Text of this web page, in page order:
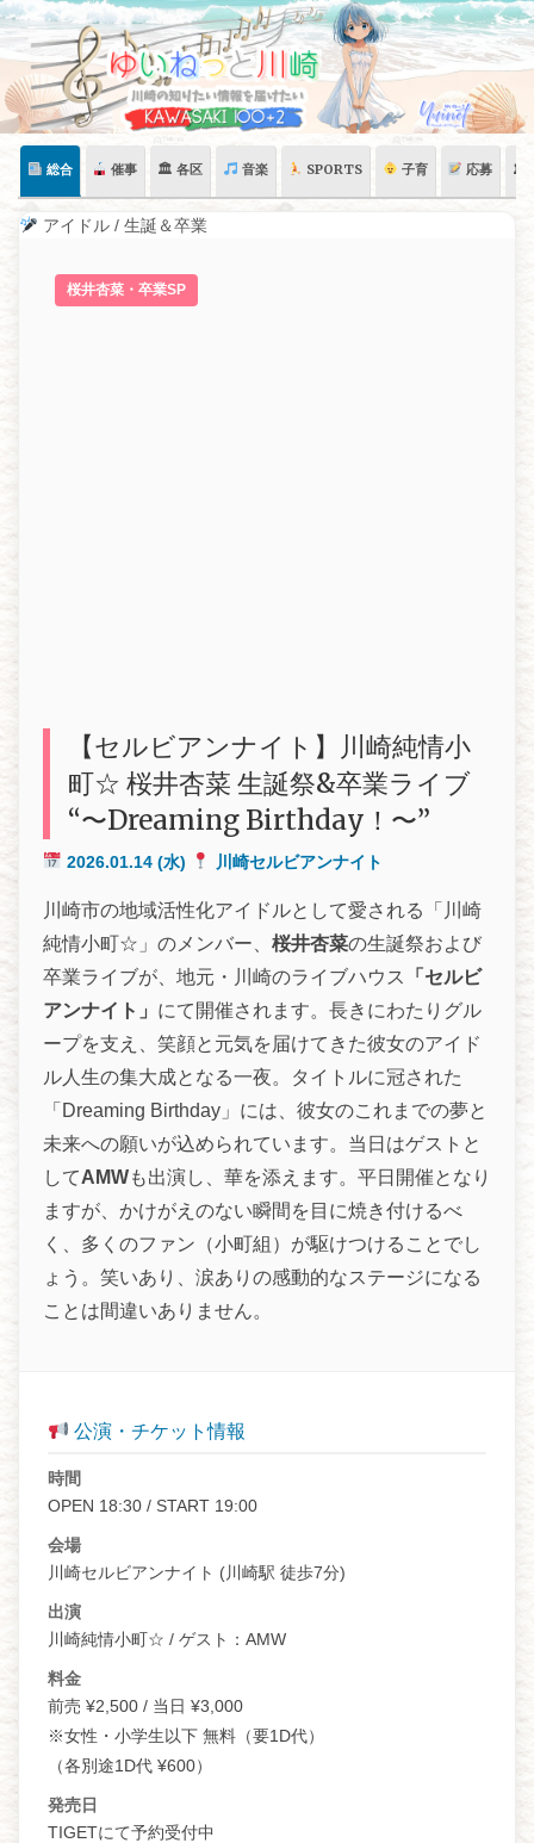
Skip
content
総合 催事 🏛 各区 音楽 SPORTS 子育 応募 🏛
アイドル / 生誕＆卒業
桜井杏菜・卒業SP
【セルビアンナイト】川崎純情小
町☆ 桜井杏菜 生誕祭&卒業ライブ
“〜Dreaming Birthday！〜”
2026.01.14 (水) 川崎セルビアンナイト
川崎市の地域活性化アイドルとして愛される「川崎
純情小町☆」のメンバー、 桜井杏菜の生誕祭および
卒業ライブが、地元・川崎のライブハウス
「セルビ
アンナイト」 にて開催されます。長きにわたりグル
ープを支え、笑顔と元気を届けてきた彼女のアイド
ル人生の集大成となる一夜。タイトルに冠された
「Dreaming Birthday」には、彼女のこれまでの夢と
未来への願いが込められています。当日はゲストと
してAMWも出演し、華を添えます。平日開催となり
ますが、かけがえのない瞬間を目に焼き付けるべ
く、多くのファン（小町組）が駆けつけることでし
ょう。笑いあり、涙ありの感動的なステージになる
ことは間違いありません。
公演・チケット情報
時間
OPEN 18:30 / START 19:00
会場
川崎セルビアンナイト (川崎駅 徒歩7分)
出演
川崎純情小町☆ / ゲスト：AMW
料金
前売 ¥2,500 / 当日 ¥3,000
※女性・小学生以下 無料（要1D代）
（各別途1D代 ¥600）
発売日
TIGETにて予約受付中